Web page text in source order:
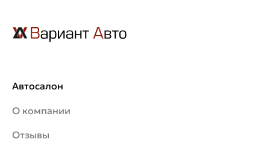
Автосалон
О компании
Отзывы